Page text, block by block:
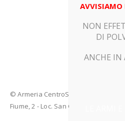
© Armeria CentroSport 31029
Fiume, 2 - Loc. San Giacomo di Veglia
AVVISIAMO
NON
DI
ANCHE IN